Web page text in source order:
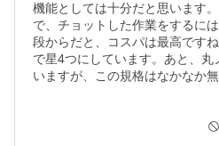
機能としては十分だと思います
で、チョットした作業をするに
段からだと、コスパは最高です
で星4つにしています。あと、丸
いますが、この規格はなかなか無